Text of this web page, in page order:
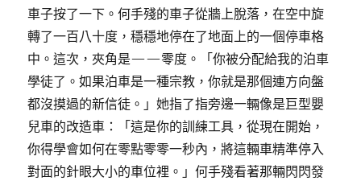
車子按了一下。何手殘的車子從牆上脫落，在空中旋
轉了一百八十度，穩穩地停在了地面上的一個停車格
中。這次，夾角是——零度。「你被分配給我的泊車
學徒了。如果泊車是一種宗教，你就是那個連方向盤
都沒摸過的新信徒。」她指了指旁邊一輛像是巨型嬰
兒車的改造車：「這是你的訓練工具，從現在開始，
你得學會如何在零點零零一秒內，將這輛車精準停入
對面的針眼大小的車位裡。」何手殘看著那輛閃閃發